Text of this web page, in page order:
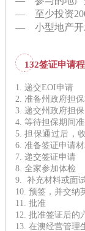
—
至少投资
—
小型地产
132签证申请
1. 递交EOI申请
2. 准备州政府担
3. 递交州政府担
4. 等待担保期间准
5. 担保通过后，
6. 准备签证申请
7. 递交签证申请
8. 全家参加体检
9. 补充材料或面
10. 预签，并交纳
11. 批准
12. 批准签证后的
13. 在澳经营管理